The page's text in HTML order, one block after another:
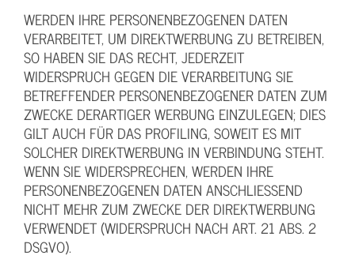
WERDEN IHRE PERSONENBEZOGENEN DATEN
VERARBEITET, UM DIREKTWERBUNG ZU BETREIBEN,
SO HABEN SIE DAS RECHT, JEDERZEIT
WIDERSPRUCH GEGEN DIE VERARBEITUNG SIE
BETREFFENDER PERSONENBEZOGENER DATEN ZUM
ZWECKE DERARTIGER WERBUNG EINZULEGEN; DIES
GILT AUCH FÜR DAS PROFILING, SOWEIT ES MIT
SOLCHER DIREKTWERBUNG IN VERBINDUNG STEHT.
WENN SIE WIDERSPRECHEN, WERDEN IHRE
PERSONENBEZOGENEN DATEN ANSCHLIESSEND
NICHT MEHR ZUM ZWECKE DER DIREKTWERBUNG
VERWENDET (WIDERSPRUCH NACH ART. 21 ABS. 2
DSGVO).